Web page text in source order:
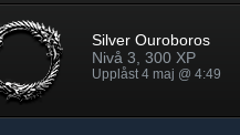
Silver Ouroboros
Nivå 3, 300 XP
Upplåst 4 maj @ 4:49